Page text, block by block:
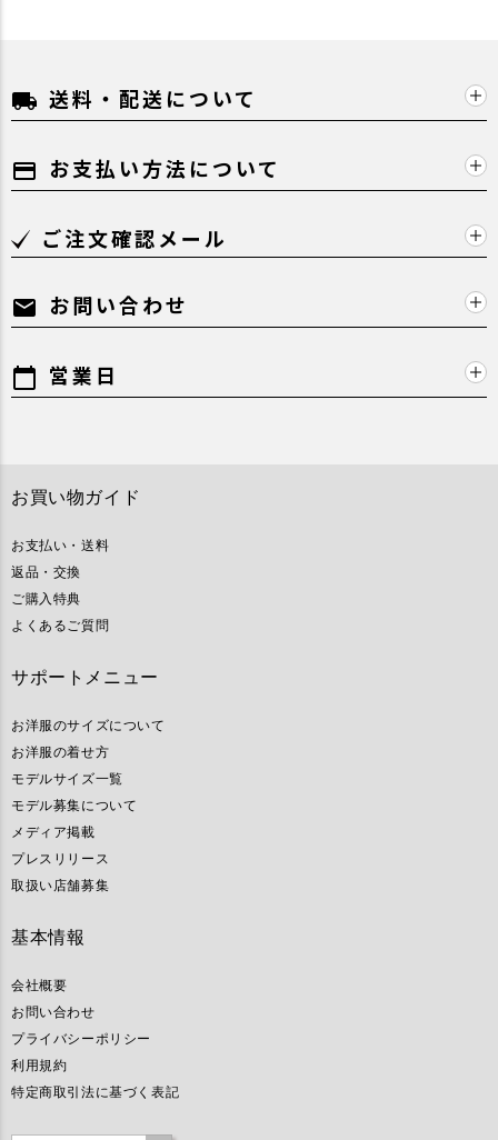
local_shipping 送料・配送について
payment お支払い方法について
ご注文確認メール
mail お問い合わせ
calendar_today 営業日
お買い物ガイド
お支払い・送料
返品・交換
ご購入特典
よくあるご質問
サポートメニュー
お洋服のサイズについて
お洋服の着せ方
モデルサイズ一覧
モデル募集について
メディア掲載
プレスリリース
取扱い店舗募集
基本情報
会社概要
お問い合わせ
プライバシーポリシー
利用規約
特定商取引法に基づく表記